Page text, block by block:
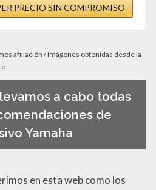
PRECIO SIN COMPROMISO
afiliación / Imágenes obtenidas desde la
a cabo todas
de
Yamaha
en esta web como los